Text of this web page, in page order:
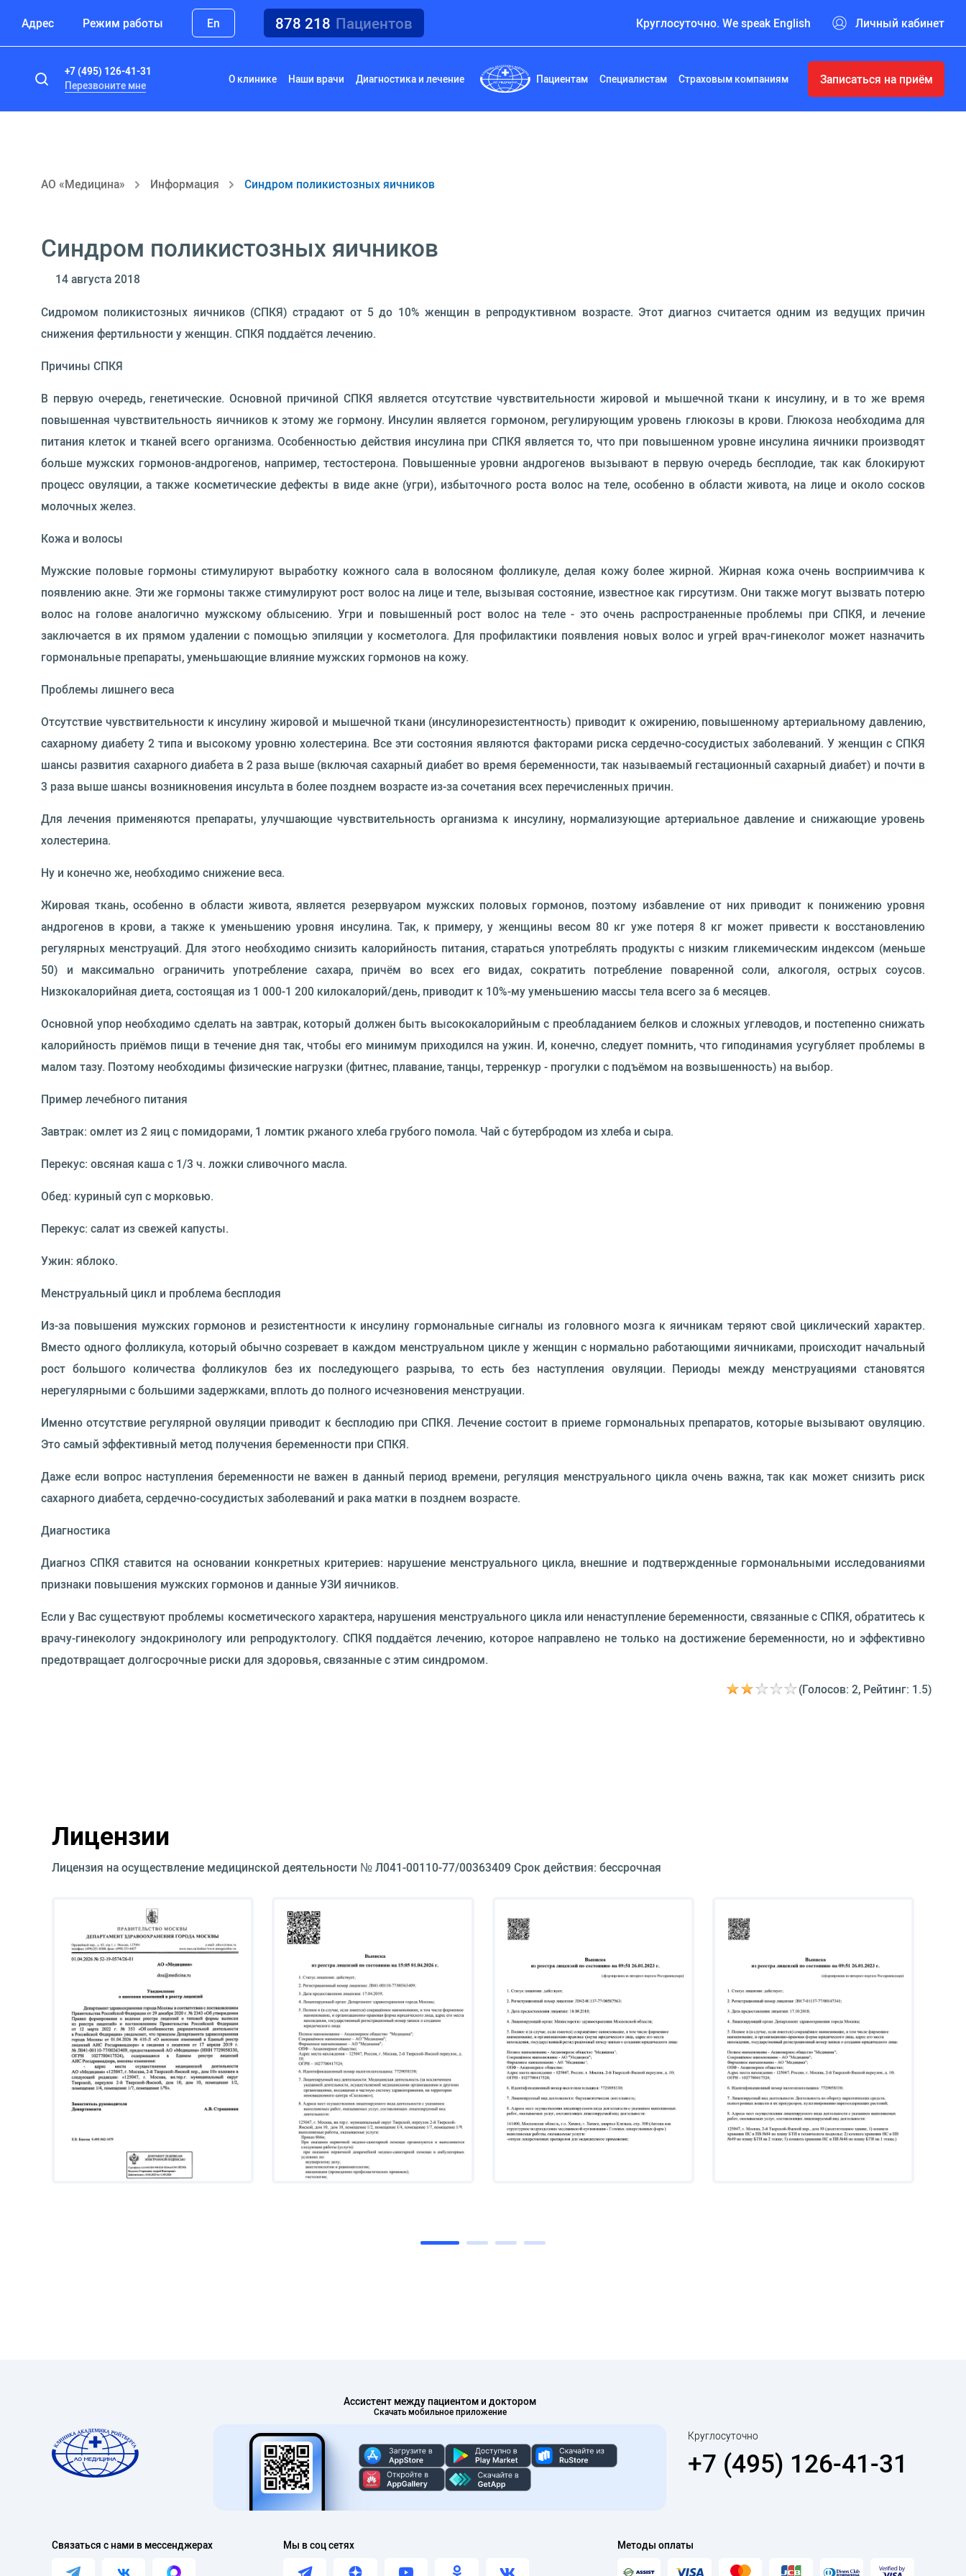
Адрес Режим работы En 878 218 Пациентов Круглосуточно. We speak English Личный кабинет
+7 (495) 126-41-31
Перезвоните мне
О клинике Наши врачи Диагностика и лечение Пациентам Специалистам Страховым компаниям Записаться на приём
АО «Медицина» Информация Синдром поликистозных яичников
Синдром поликистозных яичников
14 августа 2018
Сидромом поликистозных яичников (СПКЯ) страдают от 5 до 10% женщин в репродуктивном возрасте. Этот диагноз считается одним из ведущих причин
снижения фертильности у женщин. СПКЯ поддаётся лечению.
Причины СПКЯ
В первую очередь, генетические. Основной причиной СПКЯ является отсутствие чувствительности жировой и мышечной ткани к инсулину, и в то же время
повышенная чувствительность яичников к этому же гормону. Инсулин является гормоном, регулирующим уровень глюкозы в крови. Глюкоза необходима для
питания клеток и тканей всего организма. Особенностью действия инсулина при СПКЯ является то, что при повышенном уровне инсулина яичники производят
больше мужских гормонов-андрогенов, например, тестостерона. Повышенные уровни андрогенов вызывают в первую очередь бесплодие, так как блокируют
процесс овуляции, а также косметические дефекты в виде акне (угри), избыточного роста волос на теле, особенно в области живота, на лице и около сосков
молочных желез.
Кожа и волосы
Мужские половые гормоны стимулируют выработку кожного сала в волосяном фолликуле, делая кожу более жирной. Жирная кожа очень восприимчива к
появлению акне. Эти же гормоны также стимулируют рост волос на лице и теле, вызывая состояние, известное как гирсутизм. Они также могут вызвать потерю
волос на голове аналогично мужскому облысению. Угри и повышенный рост волос на теле - это очень распространенные проблемы при СПКЯ, и лечение
заключается в их прямом удалении с помощью эпиляции у косметолога. Для профилактики появления новых волос и угрей врач-гинеколог может назначить
гормональные препараты, уменьшающие влияние мужских гормонов на кожу.
Проблемы лишнего веса
Отсутствие чувствительности к инсулину жировой и мышечной ткани (инсулинорезистентность) приводит к ожирению, повышенному артериальному давлению,
сахарному диабету 2 типа и высокому уровню холестерина. Все эти состояния являются факторами риска сердечно-сосудистых заболеваний. У женщин с СПКЯ
шансы развития сахарного диабета в 2 раза выше (включая сахарный диабет во время беременности, так называемый гестационный сахарный диабет) и почти в
3 раза выше шансы возникновения инсульта в более позднем возрасте из-за сочетания всех перечисленных причин.
Для лечения применяются препараты, улучшающие чувствительность организма к инсулину, нормализующие артериальное давление и снижающие уровень
холестерина.
Ну и конечно же, необходимо снижение веса.
Жировая ткань, особенно в области живота, является резервуаром мужских половых гормонов, поэтому избавление от них приводит к понижению уровня
андрогенов в крови, а также к уменьшению уровня инсулина. Так, к примеру, у женщины весом 80 кг уже потеря 8 кг может привести к восстановлению
регулярных менструаций. Для этого необходимо снизить калорийность питания, стараться употреблять продукты с низким гликемическим индексом (меньше
50) и максимально ограничить употребление сахара, причём во всех его видах, сократить потребление поваренной соли, алкоголя, острых соусов.
Низкокалорийная диета, состоящая из 1 000-1 200 килокалорий/день, приводит к 10%-му уменьшению массы тела всего за 6 месяцев.
Основной упор необходимо сделать на завтрак, который должен быть высококалорийным с преобладанием белков и сложных углеводов, и постепенно снижать
калорийность приёмов пищи в течение дня так, чтобы его минимум приходился на ужин. И, конечно, следует помнить, что гиподинамия усугубляет проблемы в
малом тазу. Поэтому необходимы физические нагрузки (фитнес, плавание, танцы, терренкур - прогулки с подъёмом на возвышенность) на выбор.
Пример лечебного питания
Завтрак: омлет из 2 яиц с помидорами, 1 ломтик ржаного хлеба грубого помола. Чай с бутербродом из хлеба и сыра.
Перекус: овсяная каша с 1/3 ч. ложки сливочного масла.
Обед: куриный суп с морковью.
Перекус: салат из свежей капусты.
Ужин: яблоко.
Менструальный цикл и проблема бесплодия
Из-за повышения мужских гормонов и резистентности к инсулину гормональные сигналы из головного мозга к яичникам теряют свой циклический характер.
Вместо одного фолликула, который обычно созревает в каждом менструальном цикле у женщин с нормально работающими яичниками, происходит начальный
рост большого количества фолликулов без их последующего разрыва, то есть без наступления овуляции. Периоды между менструациями становятся
нерегулярными с большими задержками, вплоть до полного исчезновения менструации.
Именно отсутствие регулярной овуляции приводит к бесплодию при СПКЯ. Лечение состоит в приеме гормональных препаратов, которые вызывают овуляцию.
Это самый эффективный метод получения беременности при СПКЯ.
Даже если вопрос наступления беременности не важен в данный период времени, регуляция менструального цикла очень важна, так как может снизить риск
сахарного диабета, сердечно-сосудистых заболеваний и рака матки в позднем возрасте.
Диагностика
Диагноз СПКЯ ставится на основании конкретных критериев: нарушение менструального цикла, внешние и подтвержденные гормональными исследованиями
признаки повышения мужских гормонов и данные УЗИ яичников.
Если у Вас существуют проблемы косметического характера, нарушения менструального цикла или ненаступление беременности, связанные с СПКЯ, обратитесь к
врачу-гинекологу эндокринологу или репродуктологу. СПКЯ поддаётся лечению, которое направлено не только на достижение беременности, но и эффективно
предотвращает долгосрочные риски для здоровья, связанные с этим синдромом.
(Голосов: 2, Рейтинг: 1.5)
Лицензии
Лицензия на осуществление медицинской деятельности № Л041-00110-77/00363409 Срок действия: бессрочная
Ассистент между пациентом и доктором
Скачать мобильное приложение
Круглосуточно
+7 (495) 126-41-31
Связаться с нами в мессенджерах Мы в соц сетях Методы оплаты